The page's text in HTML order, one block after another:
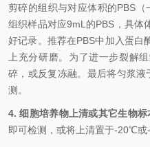
剪碎的组织与对应体积的PBS
组织样品对应9mL的PBS，具体
好记录。推荐在PBS中加入蛋白
上充分研磨。为了进一步裂解
碎，或反复冻融。最后将匀浆
测。
4. 细胞培养物上清或其它生物标
即可检测，或将上清置于-20℃